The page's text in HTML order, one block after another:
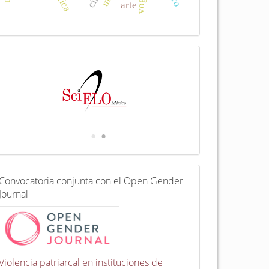
arte
C
o
Convocatoria conjunta con el Open Gender
Journal
patriarcal en instituciones de